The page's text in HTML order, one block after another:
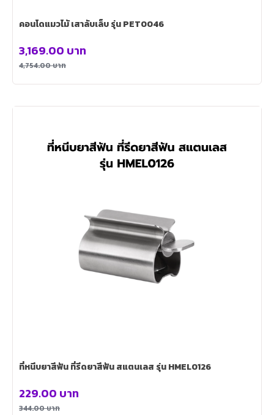
คอนโดแมวไม้ เสาลับเล็บ รุ่น PET0046
4,754.00บาท
3,169.00 บาท
ที่หนีบยาสีฟัน ที่รีดยาสีฟัน สแตนเลส รุ่น HMEL0126
344.00บาท
229.00 บาท